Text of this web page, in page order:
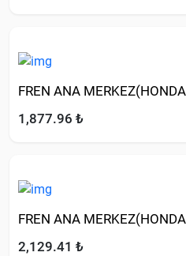
FREN ANA
1,877.96 ₺
FREN ANA
2,129.41 ₺